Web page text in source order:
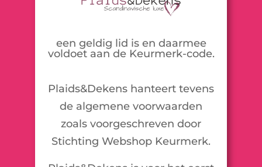
een geldig lid is en daarmee
voldoet aan de Keurmerk-code.
Plaids&Dekens hanteert tevens
de algemene voorwaarden
zoals voorgeschreven door
Stichting Webshop Keurmerk.